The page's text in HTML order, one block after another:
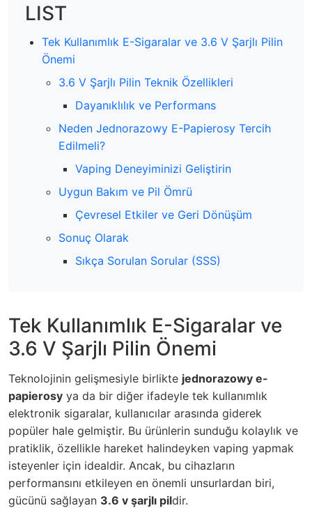
LIST
Tek Kullanımlık E-Sigaralar ve 3.6 V Şarjlı Pilin
Önemi
3.6 V Şarjlı Pilin Teknik Özellikleri
Dayanıklılık ve Performans
Neden Jednorazowy E-Papierosy Tercih
Edilmeli?
Vaping Deneyiminizi Geliştirin
Uygun Bakım ve Pil Ömrü
Çevresel Etkiler ve Geri Dönüşüm
Sonuç Olarak
Sıkça Sorulan Sorular (SSS)
Tek Kullanımlık E-Sigaralar ve
3.6 V Şarjlı Pilin Önemi
Teknolojinin gelişmesiyle birlikte jednorazowy e-
papierosy ya da bir diğer ifadeyle tek kullanımlık
elektronik sigaralar, kullanıcılar arasında giderek
popüler hale gelmiştir. Bu ürünlerin sunduğu kolaylık ve
pratiklik, özellikle hareket halindeyken vaping yapmak
isteyenler için idealdir. Ancak, bu cihazların
performansını etkileyen en önemli unsurlardan biri,
gücünü sağlayan 3.6 v şarjlı pildir.